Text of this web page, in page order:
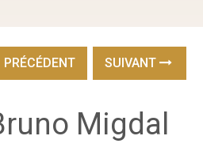
PRÉCÉDENT SUIVANT
Migdal